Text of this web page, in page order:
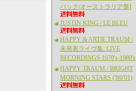
パック/オーストラリア盤]
JUSTIN KING / LE BLEU
HAPPY & ARTIE TRAUM /
未発表ライヴ集: LIVE
RECORDINGS 1970's-1980's
HAPPY TRAUM / BRIGHT
MORNING STARS ('80/'01)